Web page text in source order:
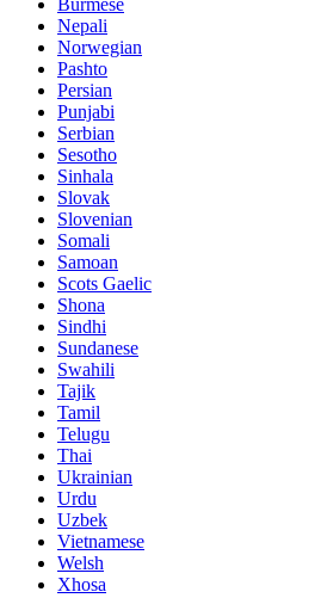
Nepali
Norwegian
Pashto
Persian
Punjabi
Serbian
Sesotho
Sinhala
Slovak
Slovenian
Somali
Samoan
Scots Gaelic
Shona
Sindhi
Sundanese
Swahili
Tajik
Tamil
Telugu
Thai
Ukrainian
Urdu
Uzbek
Vietnamese
Welsh
Xhosa